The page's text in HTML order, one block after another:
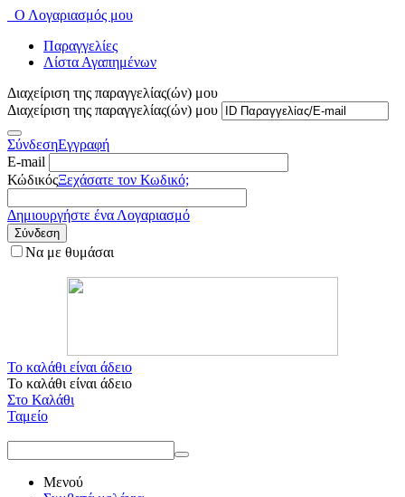
Ο Λογαριασμός μου
Παραγγελίες
Λίστα Αγαπημένων
Διαχείριση της παραγγελίας(ών) μου
Διαχείριση της παραγγελίας(ών) μου
ΣύνδεσηΕγγραφή
E-mail
ΚώδικόςΞεχάσατε τον Κωδικό;
Δημιουργήστε ένα Λογαριασμό
Σύνδεση
Να με θυμάσαι
Το καλάθι είναι άδειο
Το καλάθι είναι άδειο
Στο Καλάθι
Ταμείο
Μενού